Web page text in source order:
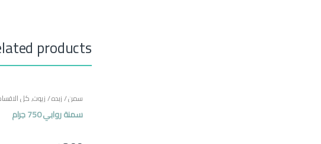
products
سمن / زبده / زيوت,كل
مصرية
سمنة روابي 750 جرام